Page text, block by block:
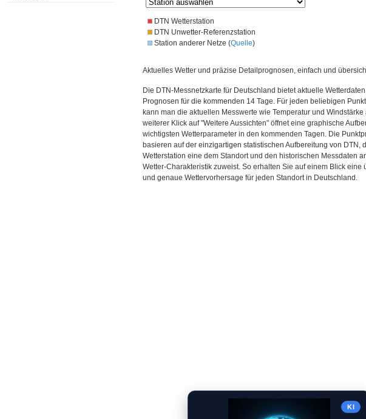
DTN Wetterstation
DTN Unwetter-Referenzstation
Station anderer Netze (Quelle)
Aktuelles Wetter und präzise Detailprognosen, einfach und
Die DTN-Messnetzkarte für Deutschland bietet aktuelle Wetterdaten
Prognosen für die kommenden 14 Tage. Für jeden beliebigen
kann man die aktuellen Messwerte wie Temperatur und Windstärke
weiterer Klick auf "Weitere Aussichten" öffnet eine graphische
wichtigsten Wetterparameter in den kommenden Tagen. Die
basieren auf der einzigartigen statistischen Aufbereitung von DTN,
Wetterstation eine dem Standort und den historischen Messdaten
Wetter-Charakteristik zuweist. So erhalten Sie auf einem Blick eine
und genaue Wettervorhersage für jeden Standort in Deutschland.
KI